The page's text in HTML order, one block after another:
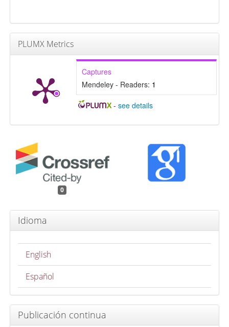
PLUMX Metrics
Captures
Mendeley - Readers: 1
-see details
0
Idioma
English
Español
Publicación continua